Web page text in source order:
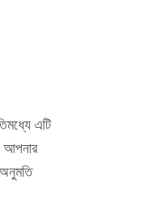
এটি
আপনার